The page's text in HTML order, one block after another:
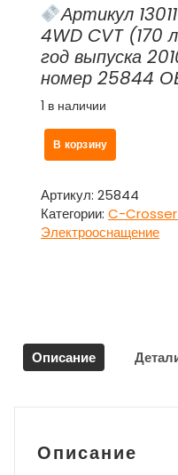
Артикул
4WD CVT (170
год выпуска
номер 25844
1 в наличии
Количество
товара
подрулевой
лепестки
круиз-
/
Citroen
В корзину
Артикул: 25844
Категории: C-Crosser
Электрооснащение
Описание
Описание